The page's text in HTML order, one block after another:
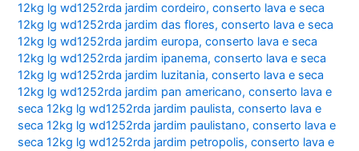
12kg lg wd1252rda jardim cordeiro,conserto lava e seca
12kg lg wd1252rda jardim das flores,conserto lava e seca
12kg lg wd1252rda jardim europa,conserto lava e seca
12kg lg wd1252rda jardim ipanema,conserto lava e seca
12kg lg wd1252rda jardim luzitania,conserto lava e seca
12kg lg wd1252rda jardim pan americano,conserto lava e
seca 12kg lg wd1252rda jardim paulista,conserto lava e
seca 12kg lg wd1252rda jardim paulistano,conserto lava e
seca 12kg lg wd1252rda jardim petropolis,conserto lava e